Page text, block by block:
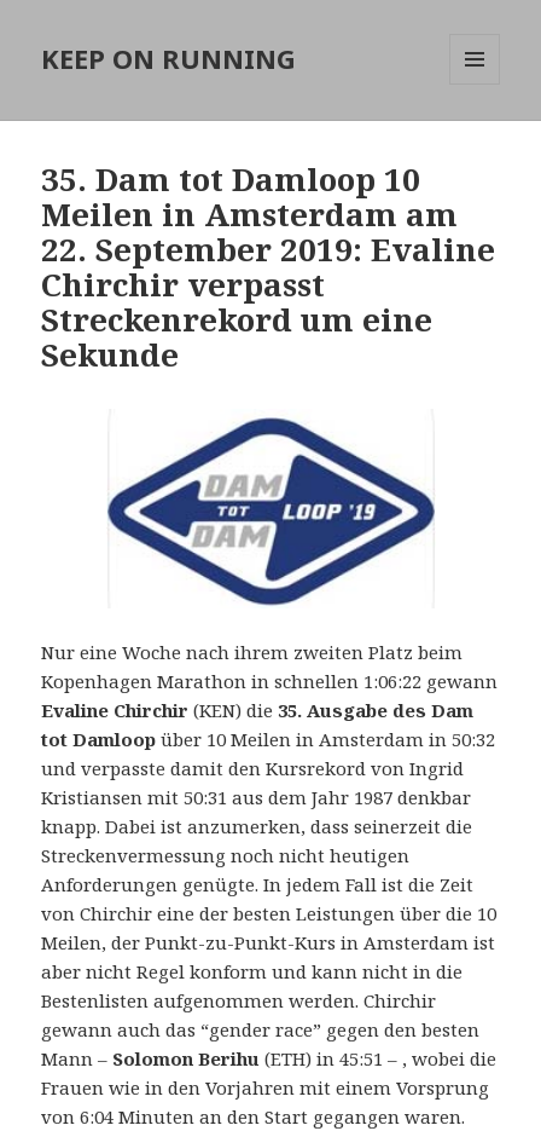
KEEP ON RUNNING
35. Dam tot Damloop 10
Meilen in Amsterdam am
22. September 2019: Evaline
Chirchir verpasst
Streckenrekord um eine
Sekunde
Nur eine Woche nach ihrem zweiten Platz beim
Kopenhagen Marathon in schnellen 1:06:22 gewann
Evaline Chirchir (KEN) die 35. Ausgabe des Dam
tot Damloop über 10 Meilen in Amsterdam in 50:32
und verpasste damit den Kursrekord von Ingrid
Kristiansen mit 50:31 aus dem Jahr 1987 denkbar
knapp.Dabei ist anzumerken, dass seinerzeit die
Streckenvermessung noch nicht heutigen
Anforderungen genügte. In jedem Fall ist die Zeit
von Chirchir eine der besten Leistungen über die 10
Meilen, der Punkt-zu-Punkt-Kurs in Amsterdam ist
aber nicht Regel konform und kann nicht in die
Bestenlisten aufgenommen werden. Chirchir
gewann auch das “gender race” gegen den besten
Mann – Solomon Berihu (ETH) in 45:51 – , wobei die
Frauen wie in den Vorjahren mit einem Vorsprung
von 6:04 Minuten an den Start gegangen waren.